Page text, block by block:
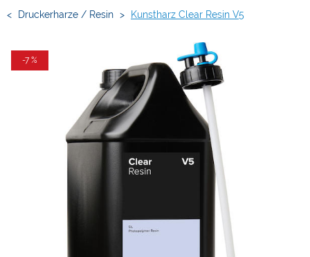
< Druckerharze / Resin > Kunstharz Clear Resin V5
-7 %